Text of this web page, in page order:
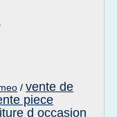
/ vente de
piece
d occasion